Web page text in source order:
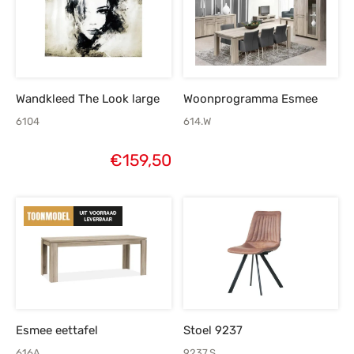
Wandkleed The Look large
6104
€159,50
Woonprogramma Esmee
614.W
Esmee eettafel Stoel 9237